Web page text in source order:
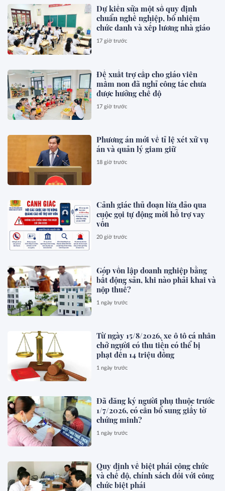
Dự kiến sửa một số quy định
chuẩn nghề nghiệp, bổ nhiệm
chức danh và xếp lương nhà giáo
17 giờ trước
Đề xuất trợ cấp cho giáo viên
mầm non đã nghỉ công tác chưa
được hưởng chế độ
17 giờ trước
Phương án mới về tỉ lệ xét xử vụ
án và quản lý giam giữ
18 giờ trước
Cảnh giác thủ đoạn lừa đảo qua
cuộc gọi tự động mời hỗ trợ vay
vốn
20 giờ trước
Góp vốn lập doanh nghiệp bằng
bất động sản, khi nào phải khai và
nộp thuế?
1 ngày trước
Từ ngày 15/8/2026, xe ô tô cá nhân
chở người có thu tiền có thể bị
phạt đến 14 triệu đồng
1 ngày trước
Đã đăng ký người phụ thuộc trước
1/7/2026, có cần bổ sung giấy tờ
chứng minh?
1 ngày trước
Quy định về biệt phái công chức
và chế độ, chính sách đối với công
chức biệt phái